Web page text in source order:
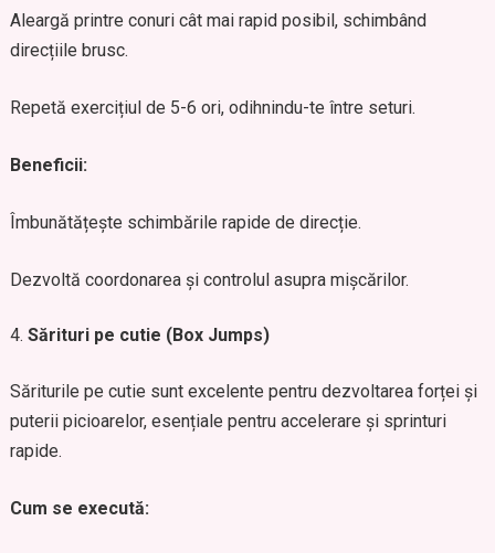
Aleargă printre conuri cât mai rapid posibil, schimbând
direcțiile brusc.
Repetă exercițiul de 5-6 ori, odihnindu-te între seturi.
Beneficii:
Îmbunătățește schimbările rapide de direcție.
Dezvoltă coordonarea și controlul asupra mișcărilor.
Sărituri pe cutie (Box Jumps)
Săriturile pe cutie sunt excelente pentru dezvoltarea forței și
puterii picioarelor, esențiale pentru accelerare și sprinturi
rapide.
Cum se execută: